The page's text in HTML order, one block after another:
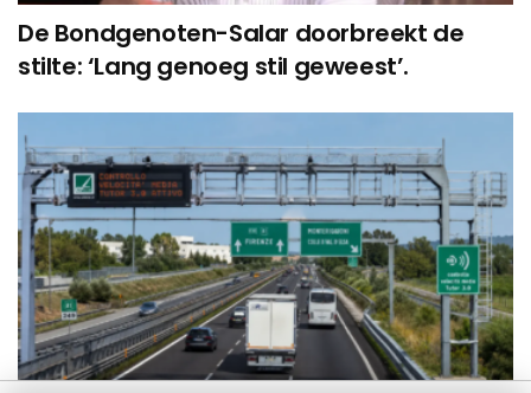
De Bondgenoten-Salar doorbreekt de
stilte: ‘Lang genoeg stil geweest’.